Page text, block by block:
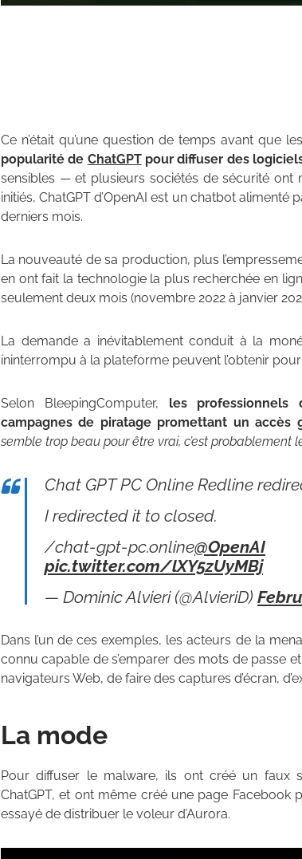
Ce n’était qu’une question de temps avant que
popularité de ChatGPTpour diffuser des
sensibles — et plusieurs sociétés de sécurité ont
initiés, ChatGPT d’OpenAI est un chatbot
derniers mois.
La nouveauté de sa production, plus
en ont fait la technologie la plus recherchée en
seulement deux mois (novembre 2022 à janvier
La demande a inévitablement conduit à la
ininterrompu à la plateforme peuvent l’obtenir
Selon BleepingComputer, les
campagnes de piratage promettant un accès
semble trop beau pour être vrai, c’est probablement
Chat GPT PC Online Redline
I redirected it to closed.
/chat-gpt-pc.online@OpenAI
pic.twitter.com/lXY5zUyMBj
— Dominic Alvieri (@AlvieriD)
Dans l’un de ces exemples, les acteurs de la
connu capable de s’emparer des mots de passe
navigateurs Web, de faire des captures d’écran,
La mode
Pour diffuser le malware, ils ont créé un faux
ChatGPT, et ont même créé une page Facebook
essayé de distribuer le voleur d’Aurora.